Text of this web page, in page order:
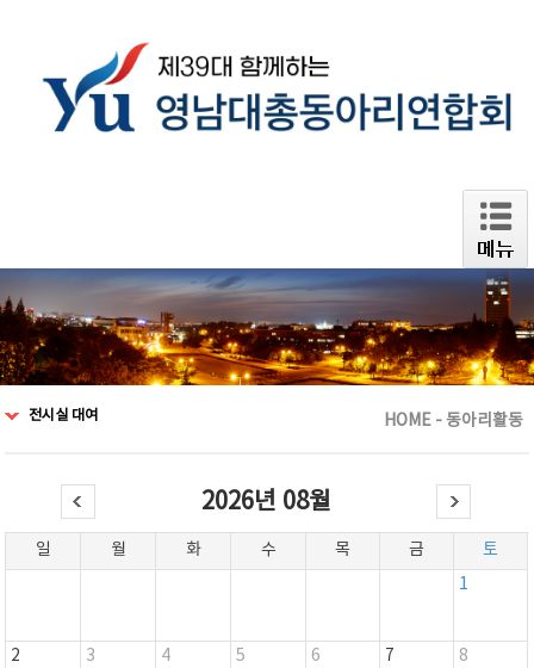
전시실 대여 HOME - 동아리활동
2026년 08월
일 월 화 수 목 금
토
1
2
3
4
5
6
7
8